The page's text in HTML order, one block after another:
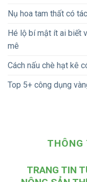
Nụ hoa tam thất có
Hé lộ bí mật ít ai biết
mê
Cách nấu chè hạt kê
Top 5+ công dụng
THÔNG
TRANG TIN